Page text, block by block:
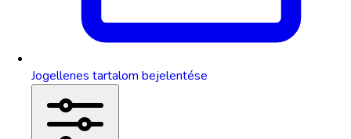
Jogellenes tartalom bejelentése